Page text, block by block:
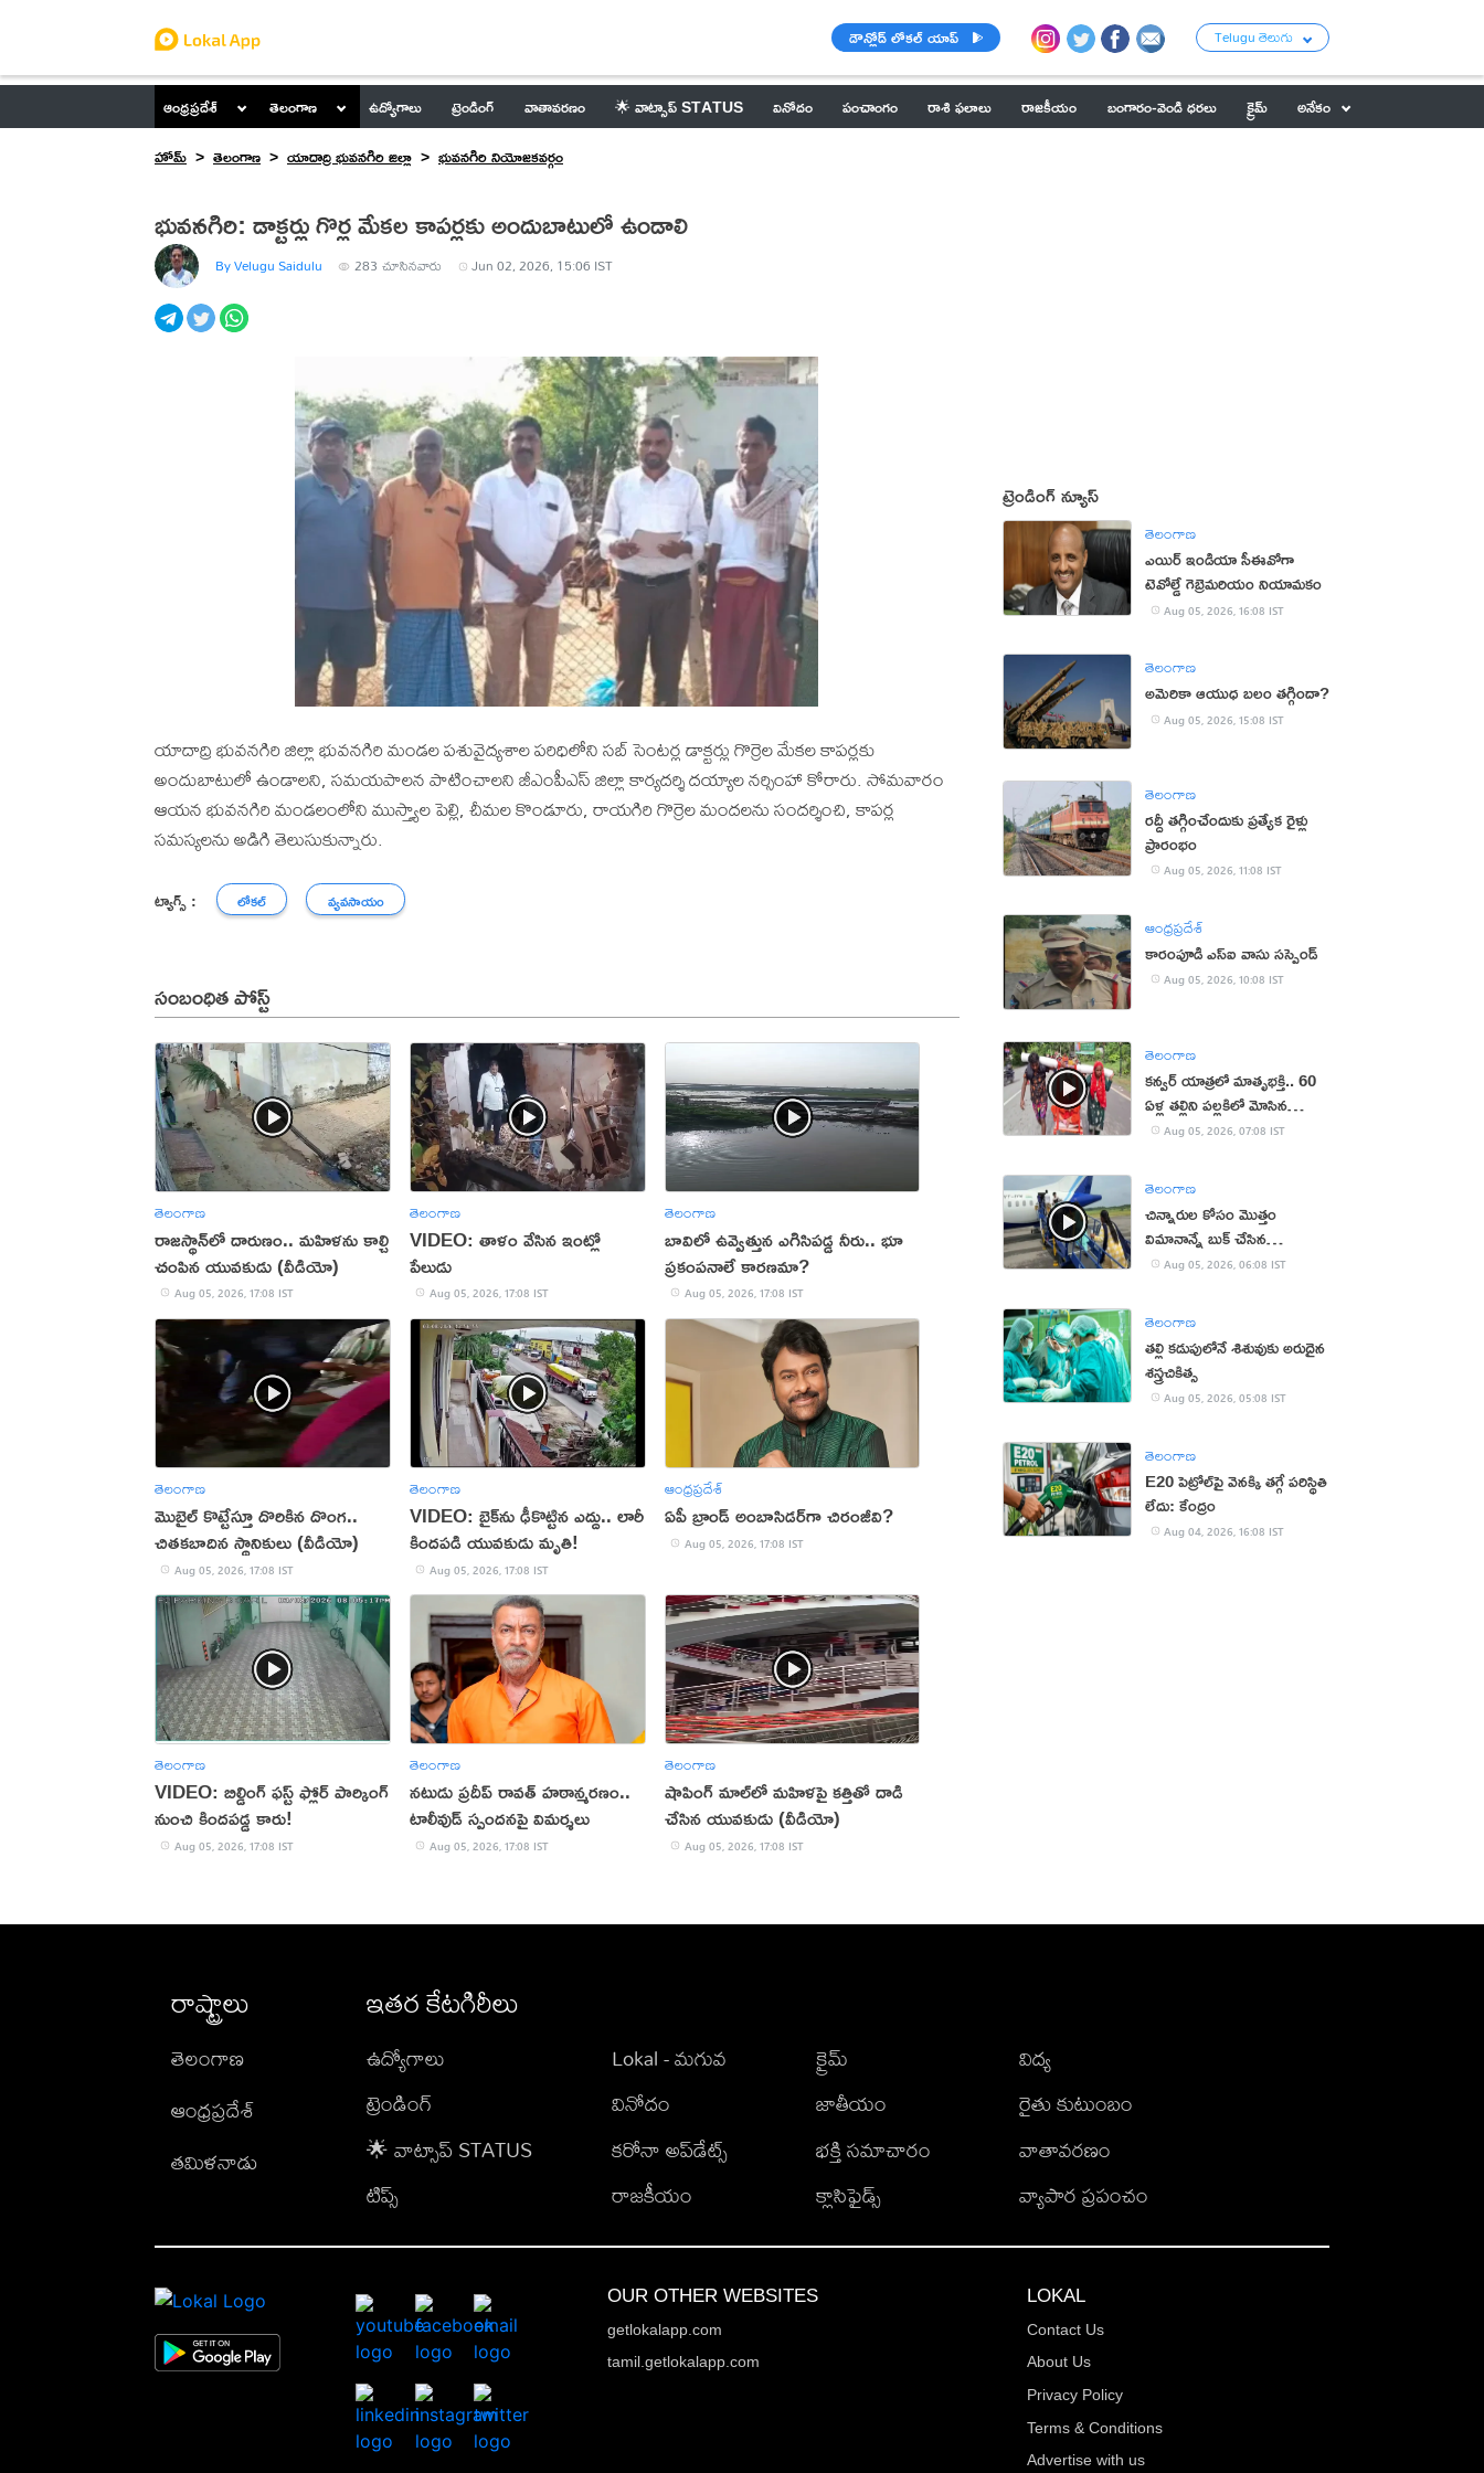
డౌన్లోడ్ లోకల్ యాప్ Telugu తెలుగు
ఆంధ్రప్రదేశ్ తెలంగాణ ఉద్యోగాలు ట్రెండింగ్ వాతావరణం 🌟 వాట్సాప్ STATUS వినోదం పంచాంగం రాశి ఫలాలు రాజకీయం బంగారం-వెండి ధరలు క్రైమ్
అనేకం
హోమ్
తెలంగాణ యాదాద్రి భువనగిరి జిల్లా భువనగిరి నియోజకవర్గం
భువనగిరి: డాక్టర్లు గొర్ల మేకల కాపర్లకు అందుబాటులో ఉండాలి
By Velugu Saidulu 283 చూసినవారు Jun 02, 2026, 15:06 IST
యాదాద్రి భువనగిరి జిల్లా భువనగిరి మండల పశువైద్యశాల పరిధిలోని సబ్ సెంటర్ల డాక్టర్లు గొర్రెల మేకల కాపర్లకు
అందుబాటులో ఉండాలని, సమయపాలన పాటించాలని జీఎంపీఎస్ జిల్లా కార్యదర్శి దయ్యాల నర్సింహా కోరారు. సోమవారం
ఆయన భువనగిరి మండలంలోని ముస్త్యాల పెల్లి, చీమల కొండూరు, రాయగిరి గొర్రెల మందలను సందర్శించి, కాపర్ల
సమస్యలను అడిగి తెలుసుకున్నారు.
ట్యాగ్స్ : లోకల్ వ్యవసాయం
సంబంధిత పోస్ట్
తెలంగాణ
రాజస్థాన్‌లో దారుణం.. మహిళను కాల్చి
చంపిన యువకుడు (వీడియో)
Aug 05, 2026, 17:08 IST
తెలంగాణ
VIDEO: తాళం వేసిన ఇంట్లో
పేలుడు
Aug 05, 2026, 17:08 IST
తెలంగాణ
బావిలో ఉవ్వెత్తున ఎగిసిపడ్డ నీరు.. భూ
ప్రకంపనాలే కారణమా?
Aug 05, 2026, 17:08 IST
తెలంగాణ
మొబైల్ కొట్టేస్తూ దొరికిన దొంగ..
చితకబాదిన స్థానికులు (వీడియో)
Aug 05, 2026, 17:08 IST
తెలంగాణ
VIDEO: బైక్‌ను ఢీకొట్టిన ఎద్దు.. లారీ
కిందపడి యువకుడు మృతి!
Aug 05, 2026, 17:08 IST
ఆంధ్రప్రదేశ్
ఏపీ బ్రాండ్ అంబాసిడర్‌గా చిరంజీవి?
Aug 05, 2026, 17:08 IST
తెలంగాణ
VIDEO: బిల్డింగ్ ఫస్ట్ ఫ్లోర్ పార్కింగ్
నుంచి కిందపడ్డ కారు!
Aug 05, 2026, 17:08 IST
తెలంగాణ
నటుడు ప్రదీప్ రావత్ హఠాన్మరణం..
టాలీవుడ్ స్పందనపై విమర్శలు
Aug 05, 2026, 17:08 IST
తెలంగాణ
షాపింగ్ మాల్‌లో మహిళపై కత్తితో దాడి
చేసిన యువకుడు (వీడియో)
Aug 05, 2026, 17:08 IST
ట్రెండింగ్ న్యూస్
తెలంగాణ
ఎయిర్ ఇండియా సీఈవోగా
టెవోల్డే గెబ్రెమరియం నియామకం
Aug 05, 2026, 16:08 IST
తెలంగాణ
అమెరికా ఆయుధ బలం తగ్గిందా?
Aug 05, 2026, 15:08 IST
తెలంగాణ
రద్దీ తగ్గించేందుకు ప్రత్యేక రైళ్లు
ప్రారంభం
Aug 05, 2026, 11:08 IST
ఆంధ్రప్రదేశ్
కారంపూడి ఎస్ఐ వాసు స‌స్పెండ్‌
Aug 05, 2026, 10:08 IST
తెలంగాణ
కన్వర్ యాత్రలో మాతృభక్తి.. 60
ఏళ్ల తల్లిని పల్లకిలో మోసిన
కొడుకు, కోడలు!
Aug 05, 2026, 07:08 IST
తెలంగాణ
చిన్నారుల కోసం మొత్తం
విమానాన్నే బుక్ చేసిన
యూట్యూబర్
Aug 05, 2026, 06:08 IST
తెలంగాణ
తల్లి కడుపులోనే శిశువుకు అరుదైన
శస్త్రచికిత్స
Aug 05, 2026, 05:08 IST
తెలంగాణ
E20 పెట్రోల్‌పై వెనక్కి తగ్గే పరిస్థితి
లేదు: కేంద్రం
Aug 04, 2026, 16:08 IST
రాష్ట్రాలు
తెలంగాణ
ఆంధ్రప్రదేశ్
తమిళనాడు
ఇతర కేటగిరీలు
ఉద్యోగాలు
ట్రెండింగ్
🌟 వాట్సాప్ STATUS
టిప్స్
Lokal - మగువ
వినోదం
కరోనా అప్‌డేట్స్
రాజకీయం
క్రైమ్
జాతీయం
భక్తి సమాచారం
క్లాసిఫైడ్స్
విద్య
రైతు కుటుంబం
వాతావరణం
వ్యాపార ప్రపంచం
OUR OTHER WEBSITES
getlokalapp.com
tamil.getlokalapp.com
LOKAL
Contact Us
About Us
Privacy Policy
Terms & Conditions
Advertise with us